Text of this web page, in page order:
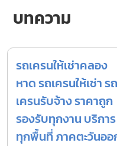
บทความ
รถเครนให้เช่าคลอง
หาด รถเครนให้เช่า รถ
เครนรับจ้าง ราคาถูก
รองรับทุกงาน บริการ
ทุกพื้นที่ ภาคตะวันออ